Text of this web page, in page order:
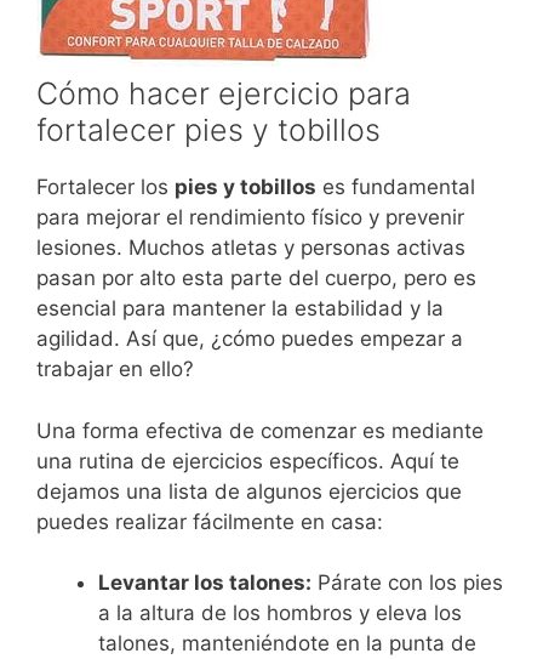
Cómo hacer ejercicio para
fortalecer pies y tobillos
Fortalecer los pies y tobillos es fundamental
para mejorar el rendimiento físico y prevenir
lesiones. Muchos atletas y personas activas
pasan por alto esta parte del cuerpo, pero es
esencial para mantener la estabilidad y la
agilidad. Así que, ¿cómo puedes empezar a
trabajar en ello?
Una forma efectiva de comenzar es mediante
una rutina de ejercicios específicos. Aquí te
dejamos una lista de algunos ejercicios que
puedes realizar fácilmente en casa:
Levantar los talones: Párate con los pies
a la altura de los hombros y eleva los
talones, manteniéndote en la punta de